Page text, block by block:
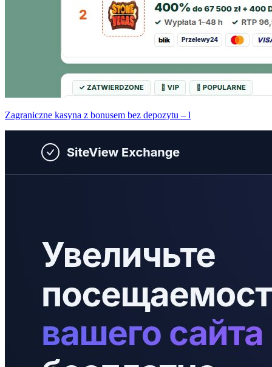
Zagraniczne kasyna z bonusem bez depozytu – l